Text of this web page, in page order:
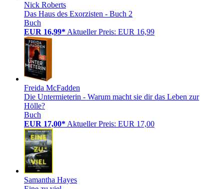
Nick Roberts
Das Haus des Exorzisten - Buch 2
Buch
EUR 16,99*Aktueller Preis: EUR 16,99
Freida McFadden
Die Untermieterin - Warum macht sie dir das Leben zur
Hölle?
Buch
EUR 17,00*Aktueller Preis: EUR 17,00
Samantha Hayes